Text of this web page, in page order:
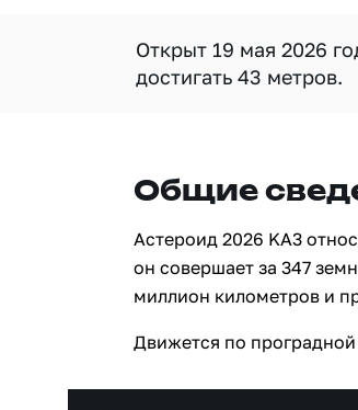
Открыт 19 мая 2026
достигать 43 метров.
Общие
Астероид 2026 KA3
он совершает за 347
миллион километров и
Движется по